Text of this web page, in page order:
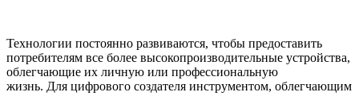
Технологии постоянно развиваются, чтобы предоставить
потребителям все более высокопроизводительные устройства,
облегчающие их личную или профессиональную
жизнь. Для цифрового создателя инструментом, облегчающим